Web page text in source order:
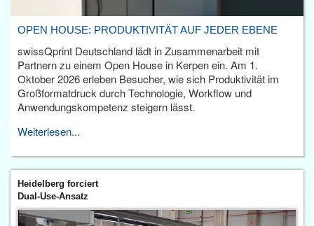
OPEN HOUSE: PRODUKTIVITÄT AUF JEDER EBENE
swissQprint Deutschland lädt in Zusammenarbeit mit
Partnern zu einem Open House in Kerpen ein. Am 1.
Oktober 2026 erleben Besucher, wie sich Produktivität im
Großformatdruck durch Technologie, Workflow und
Anwendungskompetenz steigern lässt.
Weiterlesen...
Heidelberg forciert
Dual-Use-Ansatz